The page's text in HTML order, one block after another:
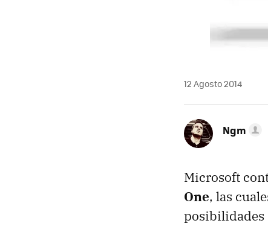
12 Agosto 2014
Ngm
Microsoft
One, las
posibilidades